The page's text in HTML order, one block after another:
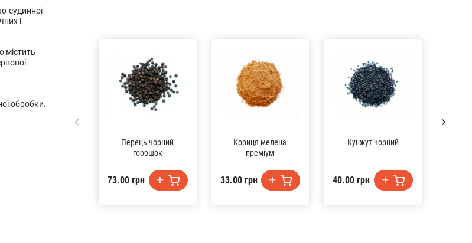
судинної
і
містить
обробки.
Перець чорний
горошок
73.00 грн
Кориця мелена
преміум
33.00 грн
Кунжут чорний
40.00 грн